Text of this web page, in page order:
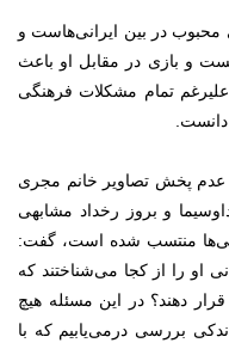
محبوب در بین ایرانی‌هاست و
و بازی در مقابل او باعث
تمام مشکلات فرهنگی
عدم پخش تصاویر خانم مجری
و بروز رخداد مشابهی
منتسب شده است، گفت:
او را از کجا می‌شناختند که
دهند؟ در این مسئله هیچ
بررسی درمی‌یابیم که با